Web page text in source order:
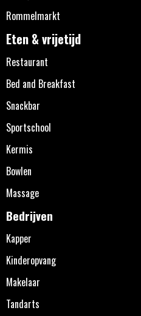
Rommelmarkt
Eten & vrijetijd
Restaurant
Bed and Breakfast
Snackbar
Sportschool
Kermis
Bowlen
Massage
Bedrijven
Kapper
Kinderopvang
Makelaar
Tandarts